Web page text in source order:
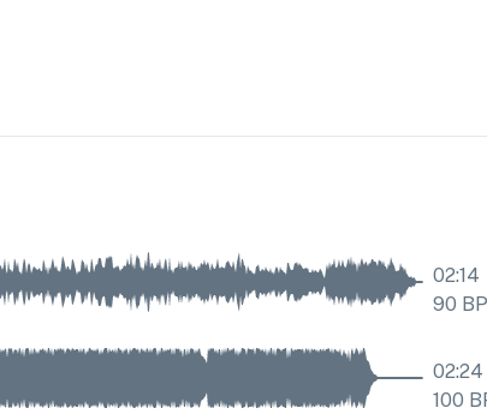
02:14
90
02:24
100